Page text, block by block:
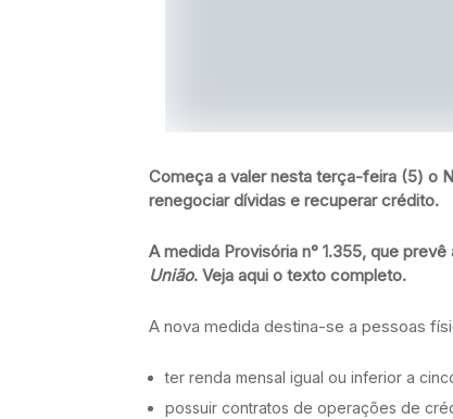
Começa a valer nesta terça-feira (5) o
renegociar dívidas e recuperar crédito.
A medida Provisória n° 1.355, que
União. Veja aqui o texto completo.
A nova medida destina-se a pessoas
ter renda mensal igual ou inferior a
possuir contratos de operações de